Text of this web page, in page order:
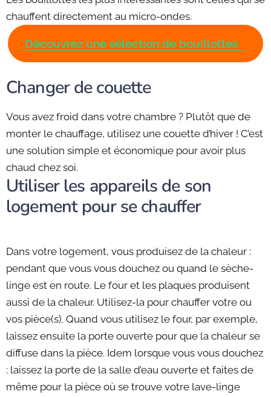
chauffent directement au micro-ondes.
Découvrez une sélection de bouillottes
Changer de couette
Vous avez froid dans votre chambre ? Plutôt que de
monter le chauffage, utilisez une couette d’hiver ! C’est
une solution simple et économique pour avoir plus
chaud chez soi.
Utiliser les appareils de son
logement pour se chauffer
Dans votre logement, vous produisez de la chaleur :
pendant que vous vous douchez ou quand le sèche-
linge est en route. Le four et les plaques produisent
aussi de la chaleur. Utilisez-la pour chauffer votre ou
vos pièce(s). Quand vous utilisez le four, par exemple,
laissez ensuite la porte ouverte pour que la chaleur se
diffuse dans la pièce. Idem lorsque vous vous douchez
: laissez la porte de la salle d’eau ouverte et faites de
même pour la pièce où se trouve votre lave-linge